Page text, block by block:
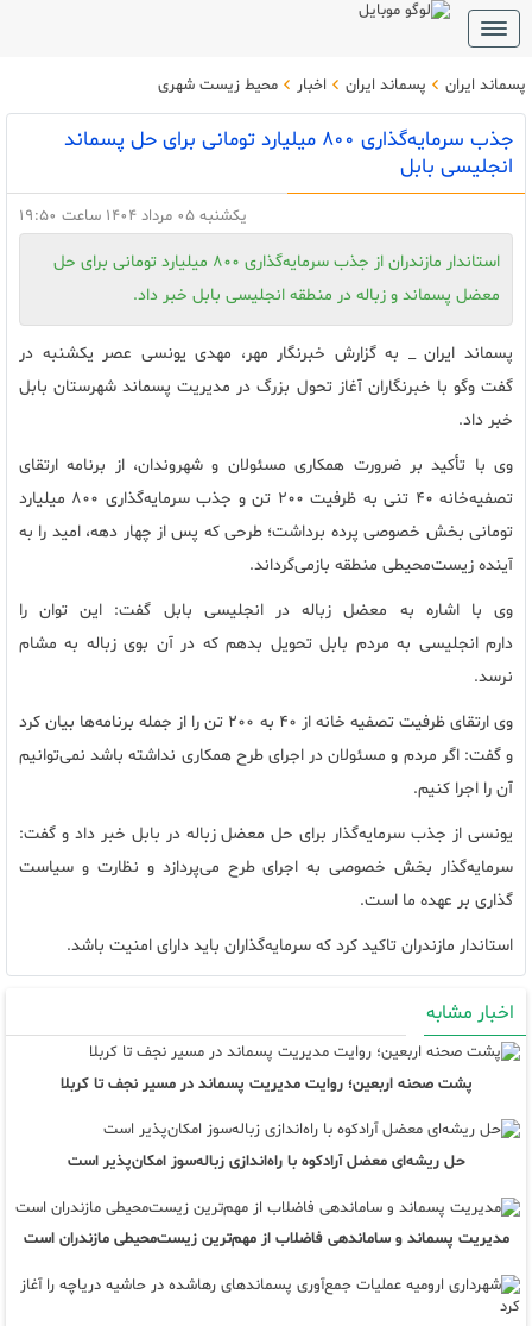
Toggle
navigation
پسماند ایران
پسماند ایران اخبار محیط زیست شهری
جذب سرمایه‌گذاری ۸۰۰ میلیارد تومانی برای حل پسماند
انجلیسی بابل
یکشنبه 05 مرداد 1404 ساعت 19:50
استاندار مازندران از جذب سرمایه‌گذاری ۸۰۰ میلیارد تومانی برای حل
معضل پسماند و زباله در منطقه انجلیسی بابل خبر داد.
پسماند ایران _ به گزارش خبرنگار مهر، مهدی یونسی عصر یکشنبه در
گفت وگو با خبرنگاران آغاز تحول بزرگ در مدیریت پسماند شهرستان بابل
خبر داد.
وی با تأکید بر ضرورت همکاری مسئولان و شهروندان، از برنامه ارتقای
تصفیه‌خانه ۴۰ تنی به ظرفیت ۲۰۰ تن و جذب سرمایه‌گذاری ۸۰۰ میلیارد
تومانی بخش خصوصی پرده برداشت؛ طرحی که پس از چهار دهه، امید را به
آینده زیست‌محیطی منطقه بازمی‌گرداند.
وی با اشاره به معضل زباله در انجلیسی بابل گفت: این توان را
دارم انجلیسی به مردم بابل تحویل بدهم که در آن بوی زباله به مشام
نرسد.
وی ارتقای ظرفیت تصفیه خانه از ۴۰ به ۲۰۰ تن را از جمله برنامه‌ها بیان کرد
و گفت: اگر مردم و مسئولان در اجرای طرح همکاری نداشته باشد نمی‌توانیم
آن را اجرا کنیم.
یونسی از جذب سرمایه‌گذار برای حل معضل زباله در بابل خبر داد و گفت:
سرمایه‌گذار بخش خصوصی به اجرای طرح می‌پردازد و نظارت و سیاست
گذاری بر عهده ما است.
استاندار مازندران تاکید کرد که سرمایه‌گذاران باید دارای امنیت باشد.
اخبار مشابه
پشت صحنه اربعین؛ روایت مدیریت پسماند در مسیر نجف تا کربلا
حل ریشه‌ای معضل آرادکوه با راه‌اندازی زباله‌سوز امکان‌پذیر است
مدیریت پسماند و ساماندهی فاضلاب از مهم‌ترین زیست‌محیطی مازندران است